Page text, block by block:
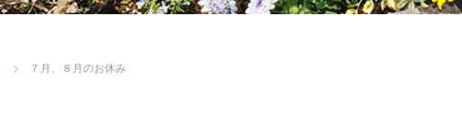
７月、８月のお休み